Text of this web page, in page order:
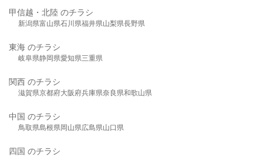
甲信越・北陸 のチラシ
新潟県富山県石川県福井県山梨県長野県
東海 のチラシ
岐阜県静岡県愛知県三重県
関西 のチラシ
滋賀県京都府大阪府兵庫県奈良県和歌山県
中国 のチラシ
鳥取県島根県岡山県広島県山口県
四国 のチラシ